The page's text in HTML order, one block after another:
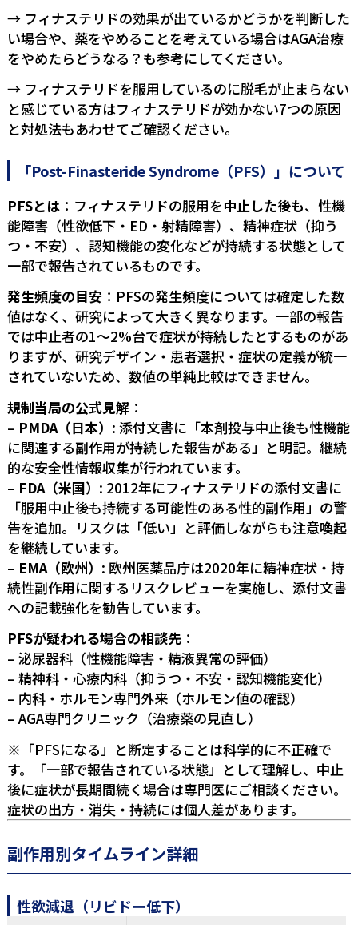
→ フィナステリドの効果が出ているかどうかを判断した
い場合や、薬をやめることを考えている場合はAGA治療
をやめたらどうなる？ も参考にしてください。
→ フィナステリドを服用しているのに脱毛が止まらない
と感じている方はフィナステリドが効かない7つの原因
と対処法もあわせてご確認ください。
「Post-Finasteride Syndrome（PFS）」について
PFSとは：フィナステリドの服用を中止した後も、性機
能障害（性欲低下・ED・射精障害）、精神症状（抑う
つ・不安）、認知機能の変化などが持続する状態として
一部で報告されているものです。
発生頻度の目安：PFSの発生頻度については確定した数
値はなく、研究によって大きく異なります。一部の報告
では中止者の1〜2%台で症状が持続したとするものがあ
りますが、研究デザイン・患者選択・症状の定義が統一
されていないため、数値の単純比較はできません。
規制当局の公式見解 ：
– PMDA（日本） : 添付文書に「本剤投与中止後も性機能
に関連する副作用が持続した報告がある」と明記。継続
的な安全性情報収集が行われています。
– FDA（米国） : 2012年にフィナステリドの添付文書に
「服用中止後も持続する可能性のある性的副作用」の警
告を追加。リスクは「低い」と評価しながらも注意喚起
を継続しています。
– EMA（欧州） : 欧州医薬品庁は2020年に精神症状・持
続性副作用に関するリスクレビューを実施し、添付文書
への記載強化を勧告しています。
PFSが疑われる場合の相談先：
– 泌尿器科（性機能障害・精液異常の評価）
– 精神科・心療内科（抑うつ・不安・認知機能変化）
– 内科・ホルモン専門外来（ホルモン値の確認）
– AGA専門クリニック（治療薬の見直し）
※「PFSになる」と断定することは科学的に不正確で
す。「一部で報告されている状態」として理解し、中止
後に症状が長期間続く場合は専門医にご相談ください。
症状の出方・消失・持続には個人差があります。
副作用別タイムライン詳細
性欲減退（リビドー低下）